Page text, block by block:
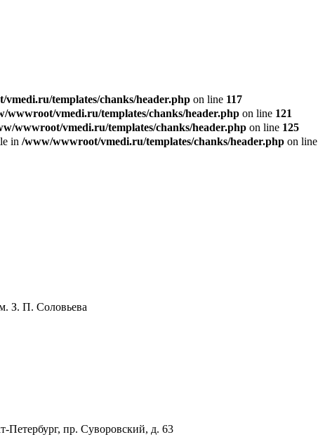
templates/chanks/header.php on line 117
wwwroot/vmedi.ru/templates/chanks/header.php on line 121
wwwroot/vmedi.ru/templates/chanks/header.php on line 125
in /www/wwwroot/vmedi.ru/templates/chanks/header.php on line
З. П. Соловьева
Петербург, пр. Суворовский, д. 63